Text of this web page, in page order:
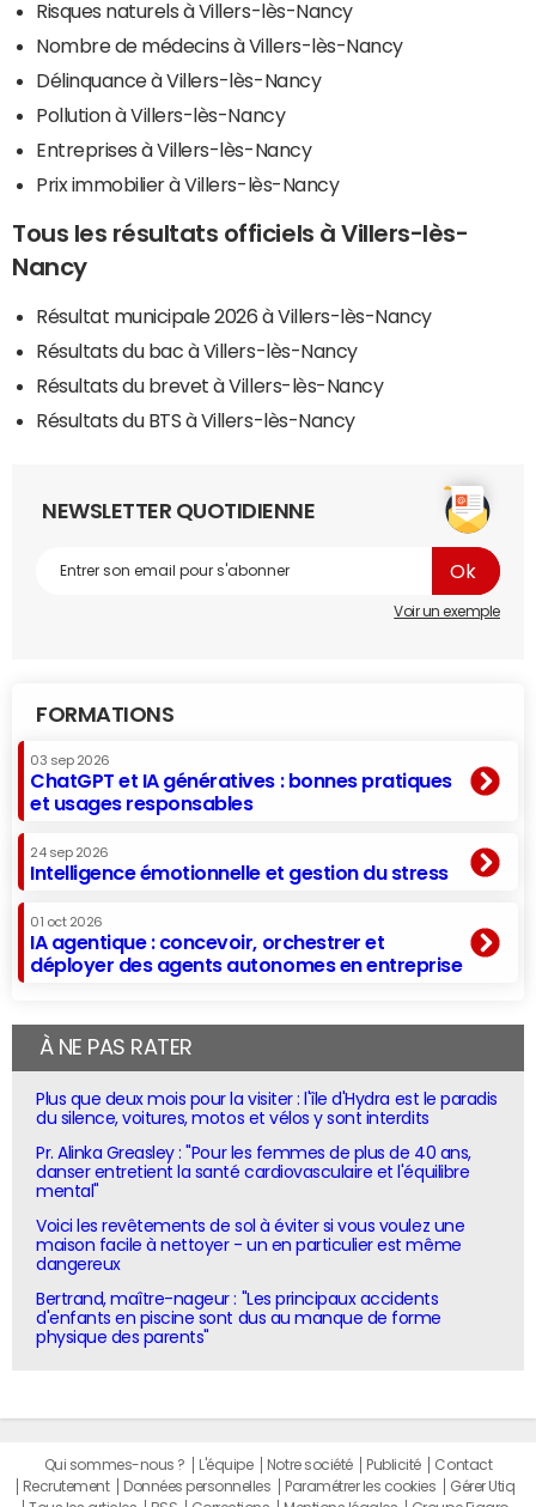
Risques naturels à Villers-lès-Nancy
Nombre de médecins à Villers-lès-Nancy
Délinquance à Villers-lès-Nancy
Pollution à Villers-lès-Nancy
Entreprises à Villers-lès-Nancy
Prix immobilier à Villers-lès-Nancy
Tous les résultats officiels à Villers-lès-
Nancy
Résultat municipale 2026 à Villers-lès-Nancy
Résultats du bac à Villers-lès-Nancy
Résultats du brevet à Villers-lès-Nancy
Résultats du BTS à Villers-lès-Nancy
NEWSLETTER QUOTIDIENNE
Voir un exemple
FORMATIONS
03 sep 2026
ChatGPT et IA génératives : bonnes pratiques
et usages responsables
24 sep 2026
Intelligence émotionnelle et gestion du stress
01 oct 2026
IA agentique : concevoir, orchestrer et
déployer des agents autonomes en entreprise
À NE PAS RATER
Plus que deux mois pour la visiter : l'île d'Hydra est le paradis
du silence, voitures, motos et vélos y sont interdits
Pr. Alinka Greasley : "Pour les femmes de plus de 40 ans,
danser entretient la santé cardiovasculaire et l'équilibre
mental"
Voici les revêtements de sol à éviter si vous voulez une
maison facile à nettoyer - un en particulier est même
dangereux
Bertrand, maître-nageur : "Les principaux accidents
d'enfants en piscine sont dus au manque de forme
physique des parents"
Qui sommes-nous ? L'équipe Notre société Publicité
Contact
Recrutement
Données personnelles Paramétrer les cookies
Gérer Utiq